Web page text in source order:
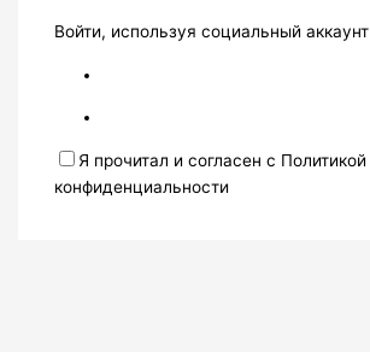
Войти, используя социальный аккаунт
Я прочитал и согласен с Политикой
конфиденциальности